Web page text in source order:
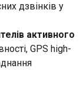
дзвінків у
активного
GPS high-